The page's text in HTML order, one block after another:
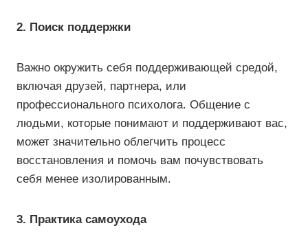
2. Поиск поддержки
Важно окружить себя поддерживающей средой,
включая друзей, партнера, или
профессионального психолога. Общение с
людьми, которые понимают и поддерживают вас,
может значительно облегчить процесс
восстановления и помочь вам почувствовать
себя менее изолированным.
3. Практика самоухода